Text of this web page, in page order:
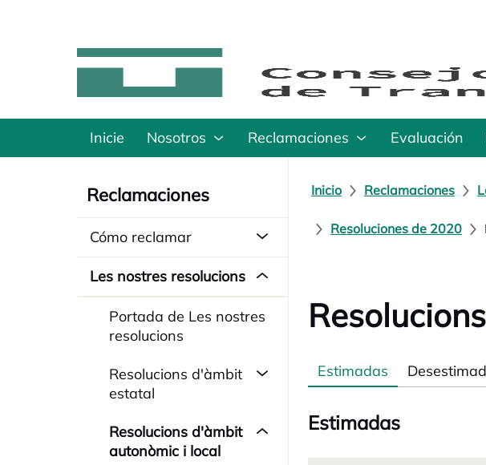
Inicie Nosotros Reclamaciones Evaluación
Reclamaciones
Cómo reclamar
Les nostres resolucions
Portada de Les nostres
resolucions
Resolucions d'àmbit
estatal
Resolucions d'àmbit
autonòmic i local
Inicio Reclamaciones
Resoluciones de 2020
Estimadas
Estimadas